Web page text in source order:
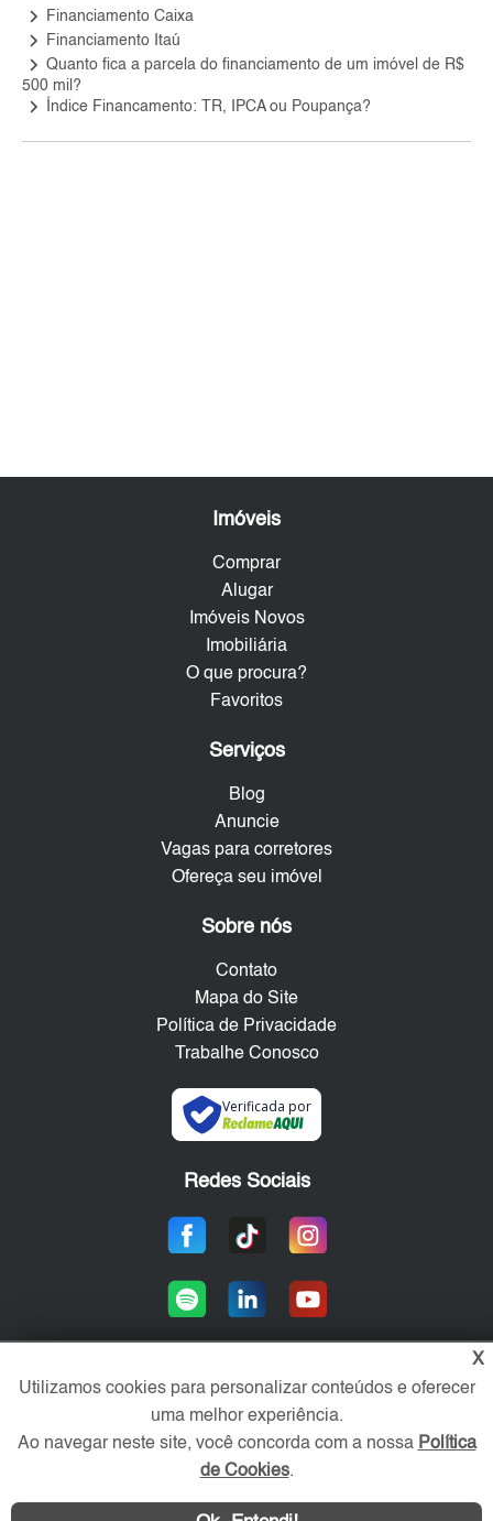
keyboard_arrow_right Financiamento Caixa
keyboard_arrow_right Financiamento Itaú
keyboard_arrow_right Quanto fica a parcela do financiamento de um imóvel de R$
500 mil?
keyboard_arrow_right Índice Financamento: TR, IPCA ou Poupança?
Imóveis
Comprar
Alugar
Imóveis Novos
Imobiliária
O que procura?
Favoritos
Serviços
Blog
Anuncie
Vagas para corretores
Ofereça seu imóvel
Sobre nós
Contato
Mapa do Site
Política de Privacidade
Trabalhe Conosco
Verificada por
Redes Sociais
Área exclusiva aos anunciantes,
acesse sua conta:
X
Utilizamos cookies para personalizar conteúdos e oferecer
uma melhor experiência.
Ao navegar neste site, você concorda com a nossa Política
de Cookies.